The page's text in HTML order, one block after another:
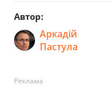
Автор:
Аркадій
Пастула
Реклама